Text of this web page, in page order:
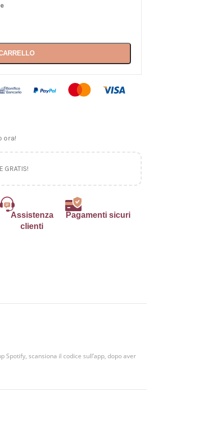
ora!
Assistenza
clienti
Pagamenti sicuri
scansiona il codice sull’app, dopo aver